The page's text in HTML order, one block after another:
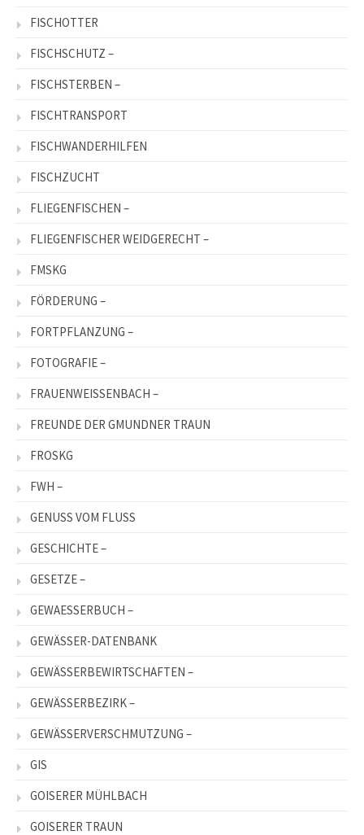
FISCHOTTER
FISCHSCHUTZ –
FISCHSTERBEN –
FISCHTRANSPORT
FISCHWANDERHILFEN
FISCHZUCHT
FLIEGENFISCHEN –
FLIEGENFISCHER WEIDGERECHT –
FMSKG
FÖRDERUNG –
FORTPFLANZUNG –
FOTOGRAFIE –
FRAUENWEISSENBACH –
FREUNDE DER GMUNDNER TRAUN
FROSKG
FWH –
GENUSS VOM FLUSS
GESCHICHTE –
GESETZE –
GEWAESSERBUCH –
GEWÄSSER-DATENBANK
GEWÄSSERBEWIRTSCHAFTEN –
GEWÄSSERBEZIRK –
GEWÄSSERVERSCHMUTZUNG –
GIS
GOISERER MÜHLBACH
GOISERER TRAUN